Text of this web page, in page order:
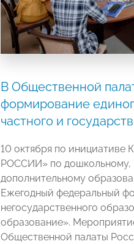
В Общественной
формирование
частного и
10 октября по
РОССИИ» по дошкольному,
дополнительному
Ежегодный федеральный
негосударственного
образование».
Общественной палаты